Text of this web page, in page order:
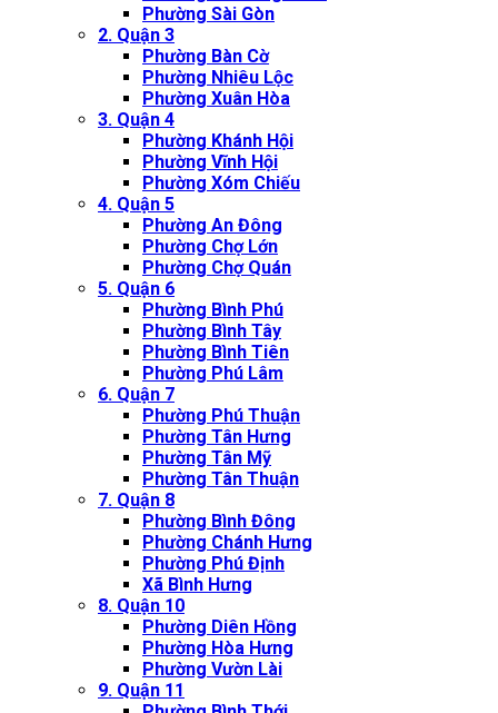
Phường Sài Gòn
2. Quận 3
Phường Bàn Cờ
Phường Nhiêu Lộc
Phường Xuân Hòa
3. Quận 4
Phường Khánh Hội
Phường Vĩnh Hội
Phường Xóm Chiếu
4. Quận 5
Phường An Đông
Phường Chợ Lớn
Phường Chợ Quán
5. Quận 6
Phường Bình Phú
Phường Bình Tây
Phường Bình Tiên
Phường Phú Lâm
6. Quận 7
Phường Phú Thuận
Phường Tân Hưng
Phường Tân Mỹ
Phường Tân Thuận
7. Quận 8
Phường Bình Đông
Phường Chánh Hưng
Phường Phú Định
Xã Bình Hưng
8. Quận 10
Phường Diên Hồng
Phường Hòa Hưng
Phường Vườn Lài
9. Quận 11